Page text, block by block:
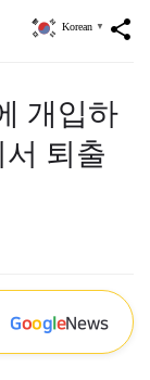
share
Korean ▼
개입하
퇴출
GoogleNews